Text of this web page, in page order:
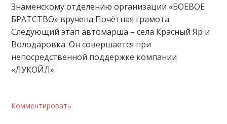
Знаменскому отделению организации «БОЕВОЕ
БРАТСТВО» вручена Почётная грамота.
Следующий этап автомарша – сёла Красный Яр и
Володаровка. Он совершается при
непосредственной поддержке компании
«ЛУКОЙЛ».
Комментировать